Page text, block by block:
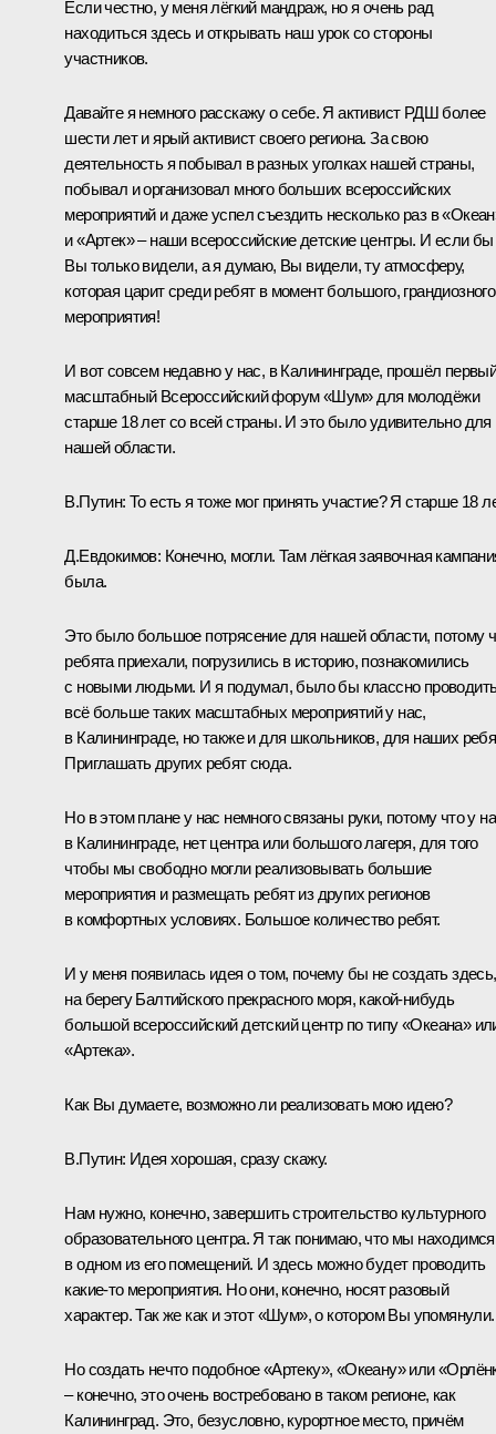
Если честно, у меня лёгкий мандраж, но я очень рад
находиться здесь и открывать наш урок со стороны
участников.
Давайте я немного расскажу о себе. Я активист РДШ более
шести лет и ярый активист своего региона. За свою
деятельность я побывал в разных уголках нашей страны,
побывал и организовал много больших всероссийских
мероприятий и даже успел съездить несколько раз в
и «Артек» ‒ наши всероссийские детские центры. И если бы
Вы только видели, а я думаю, Вы видели, ту атмосферу,
которая царит среди ребят в момент большого, грандиозного
мероприятия!
И вот совсем недавно у нас, в Калининграде, прошёл
масштабный Всероссийский форум «Шум» для молодёжи
старше 18 лет со всей страны. И это было удивительно для
нашей области.
В.Путин: То есть я тоже мог принять участие? Я старше 18
Д.Евдокимов: Конечно, могли. Там лёгкая заявочная
была.
Это было большое потрясение для нашей области, потому
ребята приехали, погрузились в историю, познакомились
с новыми людьми. И я подумал, было бы классно
всё больше таких масштабных мероприятий у нас,
в Калининграде, но также и для школьников, для наших
Приглашать других ребят сюда.
Но в этом плане у нас немного связаны руки, потому что у
в Калининграде, нет центра или большого лагеря, для того
чтобы мы свободно могли реализовывать большие
мероприятия и размещать ребят из других регионов
в комфортных условиях. Большое количество ребят.
И у меня появилась идея о том, почему бы не создать здесь,
на берегу Балтийского прекрасного моря, какой-нибудь
большой всероссийский детский центр по типу «Океана»
«Артека».
Как Вы думаете, возможно ли реализовать мою идею?
В.Путин: Идея хорошая, сразу скажу.
Нам нужно, конечно, завершить строительство культурного
образовательного центра. Я так понимаю, что мы находимся
в одном из его помещений. И здесь можно будет проводить
какие-то мероприятия. Но они, конечно, носят разовый
характер. Так же как и этот «Шум», о котором Вы упомянули.
Но создать нечто подобное «Артеку», «Океану» или
‒ конечно, это очень востребовано в таком регионе, как
Калининград. Это, безусловно, курортное место, причём